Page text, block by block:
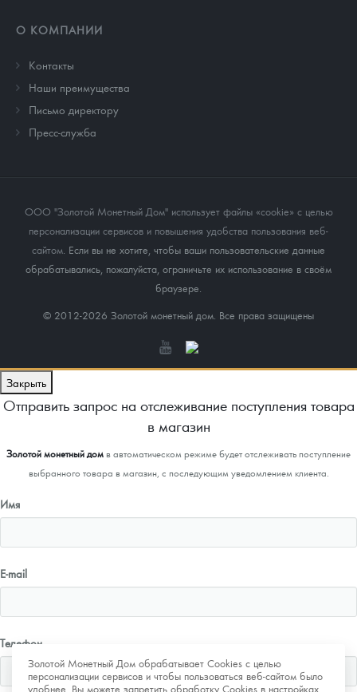
О КОМПАНИИ
Контакты
Наши преимущества
Письмо директору
Пресс-служба
ООО "Золотой Монетный Дом" использует файлы «cookie» с целью
персонализации сервисов и повышения удобства пользования веб-
сайтом. Если вы не хотите, чтобы ваши пользовательские данные
обрабатывались, пожалуйста, ограничьте их использование в своём
браузере.
© 2012-2026 Золотой монетный дом. Все права защищены
Золотой Монетный Дом обрабатывает Cookies с целью
персонализации сервисов и чтобы пользоваться веб-сайтом было
удобнее. Вы можете запретить обработку Cookies в настройках
Закрыть
Отправить запрос на отслеживание поступления товара
в магазин
Золотой монетный домв автоматическом режиме будет отслеживать поступление
выбранного товара в магазин, с последующим уведомлением клиента.
Имя
E-mail
Телефон